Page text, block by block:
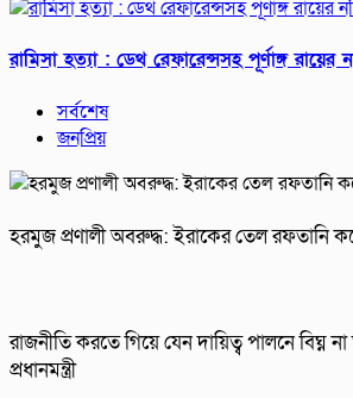
রামিসা হত্যা : ডেথ রেফারেন্সসহ পূর্ণাঙ্গ
সর্বশেষ
জনপ্রিয়
হরমুজ প্রণালী অবরুদ্ধ: ইরাকের তেল রফতানি
রাজনীতি করতে গিয়ে যেন দায়িত্ব পালনে বিঘ্ন
প্রধানমন্ত্রী